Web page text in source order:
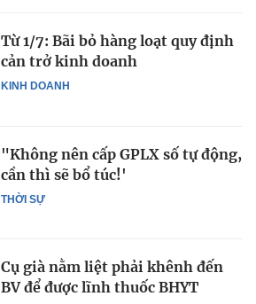
KINH DOANH
Từ 1/7: Bãi bỏ hàng loạt quy định
cản trở kinh doanh
THỜI SỰ
"Không nên cấp GPLX số tự động,
cần thì sẽ bổ túc!'
Cụ già nằm liệt phải khênh đến
BV để được lĩnh thuốc BHYT